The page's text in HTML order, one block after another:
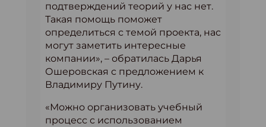
подтверждений теорий у нас нет.
Такая помощь поможет
определиться с темой проекта, нас
могут заметить интересные
компании», – обратилась Дарья
Ошеровская с предложением к
Владимиру Путину.
«Можно организовать учебный
процесс с использованием